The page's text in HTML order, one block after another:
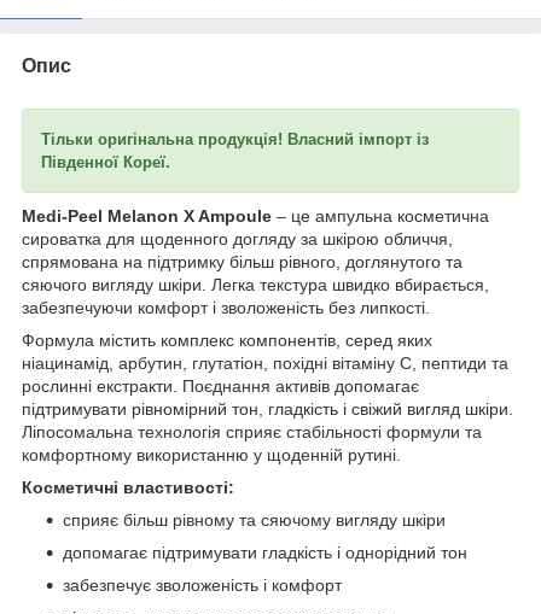
Опис
Тільки оригінальна продукція! Власний імпорт із
Південної Кореї.
Medi-Peel Melanon X Ampoule – це ампульна косметична
сироватка для щоденного догляду за шкірою обличчя,
спрямована на підтримку більш рівного, доглянутого та
сяючого вигляду шкіри. Легка текстура швидко вбирається,
забезпечуючи комфорт і зволоженість без липкості.
Формула містить комплекс компонентів, серед яких
ніацинамід, арбутин, глутатіон, похідні вітаміну C, пептиди та
рослинні екстракти. Поєднання активів допомагає
підтримувати рівномірний тон, гладкість і свіжий вигляд шкіри.
Ліпосомальна технологія сприяє стабільності формули та
комфортному використанню у щоденній рутині.
Косметичні властивості:
сприяє більш рівному та сяючому вигляду шкіри
допомагає підтримувати гладкість і однорідний тон
забезпечує зволоженість і комфорт